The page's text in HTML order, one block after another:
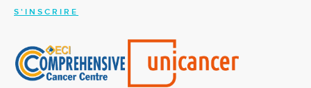
S'INSCRIRE